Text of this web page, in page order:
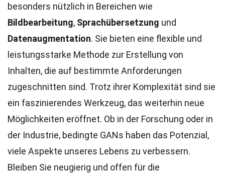
besonders nützlich in Bereichen wie
Bildbearbeitung, Sprachübersetzung und
Datenaugmentation. Sie bieten eine flexible und
leistungsstarke Methode zur Erstellung von
Inhalten, die auf bestimmte Anforderungen
zugeschnitten sind. Trotz ihrer Komplexität sind sie
ein faszinierendes Werkzeug, das weiterhin neue
Möglichkeiten eröffnet. Ob in der Forschung oder in
der Industrie, bedingte GANs haben das Potenzial,
viele Aspekte unseres Lebens zu verbessern.
Bleiben Sie neugierig und offen für die